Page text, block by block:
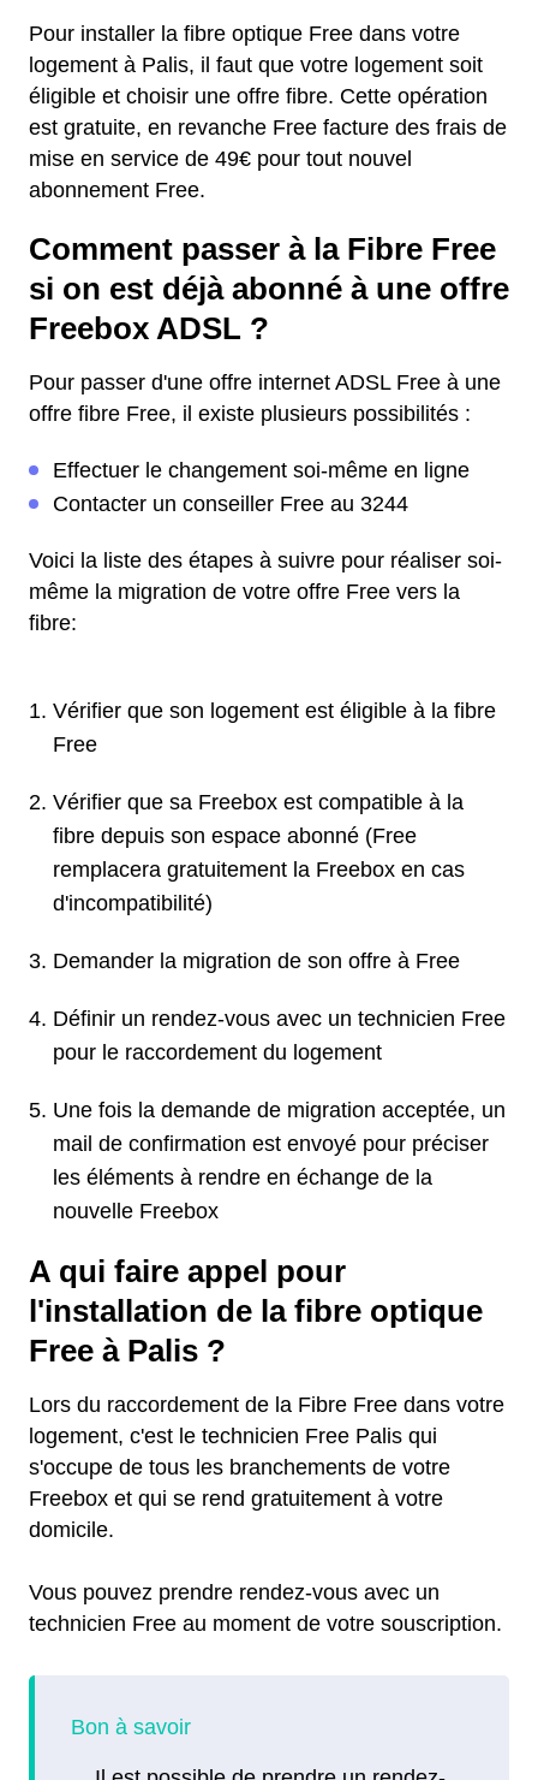
Pour installer la fibre optique Free dans votre
logement à Palis, il faut que votre logement soit
éligible et choisir une offre fibre. Cette opération
est gratuite, en revanche Free facture des frais de
mise en service de 49€ pour tout nouvel
abonnement Free.
Comment passer à la Fibre Free
si on est déjà abonné à une offre
Freebox ADSL ?
Pour passer d'une offre internet ADSL Free à une
offre fibre Free, il existe plusieurs possibilités :
Effectuer le changement soi-même en ligne
Contacter un conseiller Free au 3244
Voici la liste des étapes à suivre pour réaliser soi-
même la migration de votre offre Free vers la
fibre:
Vérifier que son logement est éligible à la fibre
Free
Vérifier que sa Freebox est compatible à la
fibre depuis son espace abonné (Free
remplacera gratuitement la Freebox en cas
d'incompatibilité)
Demander la migration de son offre à Free
Définir un rendez-vous avec un technicien Free
pour le raccordement du logement
Une fois la demande de migration acceptée, un
mail de confirmation est envoyé pour préciser
les éléments à rendre en échange de la
nouvelle Freebox
A qui faire appel pour
l'installation de la fibre optique
Free à Palis ?
Lors du raccordement de la Fibre Free dans votre
logement, c'est le technicien Free Palis qui
s'occupe de tous les branchements de votre
Freebox et qui se rend gratuitement à votre
domicile.
Vous pouvez prendre rendez-vous avec un
technicien Free au moment de votre souscription.